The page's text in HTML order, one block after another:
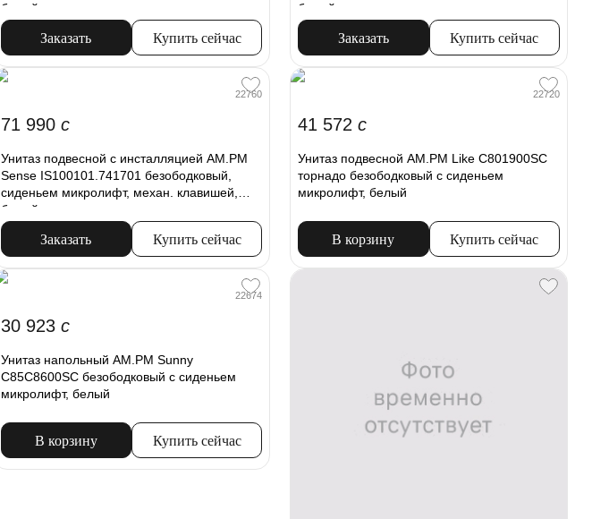
белый
Заказать Купить сейчас
белый
Заказать Купить сейчас
22760
71 990 c
Унитаз подвесной с инсталляцией AM.PM
Sense IS100101.741701 безободковый,
сиденьем микролифт, механ. клавишей,
белый
Заказать Купить сейчас
22720
41 572c
Унитаз подвесной AM.PM Like C801900SC
торнадо безободковый с сиденьем
микролифт, белый
В корзину Купить сейчас
22674
30 923 c
Унитаз напольный AM.PM Sunny
C85C8600SC безободковый с сиденьем
микролифт, белый
В корзину Купить сейчас